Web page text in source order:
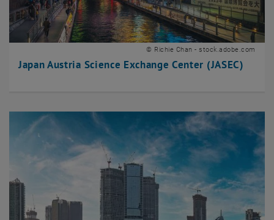
Japan Austria Science Exchange Center (JASEC)
© Richie Chan - stock.adobe.com